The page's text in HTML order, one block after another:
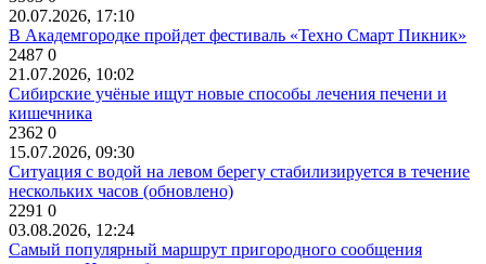
20.07.2026, 17:10
В Академгородке пройдет фестиваль «Техно Смарт Пикник»
2487 0
21.07.2026, 10:02
Сибирские учёные ищут новые способы лечения печени и
кишечника
2362 0
15.07.2026, 09:30
Ситуация с водой на левом берегу стабилизируется в течение
нескольких часов (обновлено)
2291 0
03.08.2026, 12:24
Самый популярный маршрут пригородного сообщения